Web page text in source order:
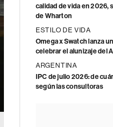
calidad de vida en 2026,
de Wharton
ESTILO DE VIDA
Omega x Swatch lanza
celebrar el alunizaje del
ARGENTINA
IPC de julio 2026: de
según las consultoras